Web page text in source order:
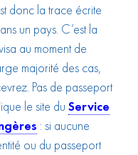
donc la trace écrite
un pays. C’est la
au moment de
majorité des cas,
Pas de passeport
le site du Service
: si aucune
ou du passeport